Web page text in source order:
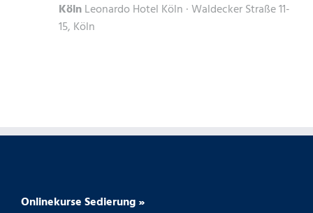
KölnLeonardo Hotel Köln · Waldecker Straße 11-
15, Köln
Onlinekurse Sedierung »